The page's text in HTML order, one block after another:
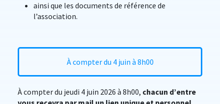
ainsi que les documents de référence de
l’association.
À compter du 4 juin à 8h00
À compter du jeudi 4 juin 2026 à 8h00, chacun d’entre